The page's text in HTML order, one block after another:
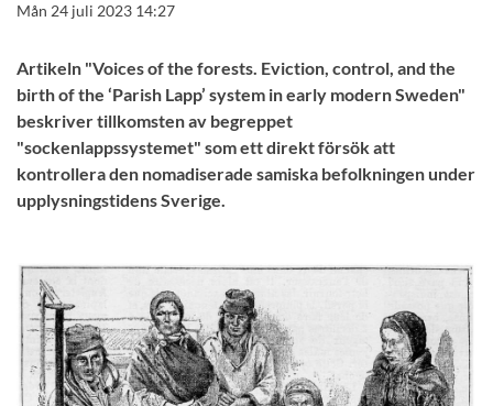
Mån 24 juli 2023 14:27
Artikeln "Voices of the forests. Eviction, control, and the
birth of the ‘Parish Lapp’ system in early modern Sweden"
beskriver tillkomsten av begreppet
"sockenlappssystemet" som ett direkt försök att
kontrollera den nomadiserade samiska befolkningen under
upplysningstidens Sverige.